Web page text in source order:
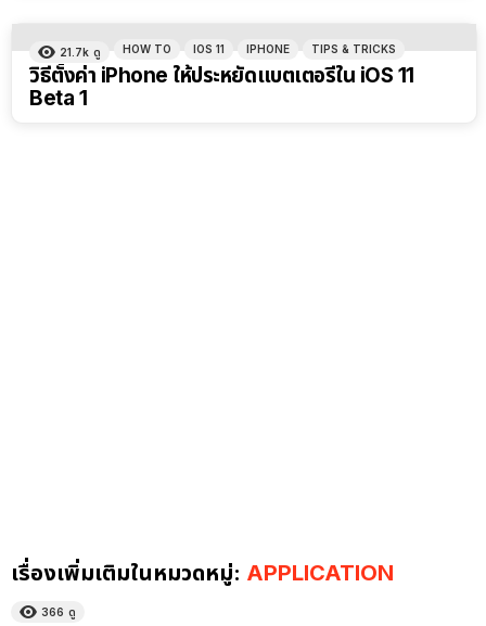
21.7k ดู HOW TO IOS 11 IPHONE TIPS & TRICKS
วิธีตั้งค่า iPhone ให้ประหยัดแบตเตอรี่ใน iOS 11
Beta 1
เรื่องเพิ่มเติมในหมวดหมู่: APPLICATION
366 ดู